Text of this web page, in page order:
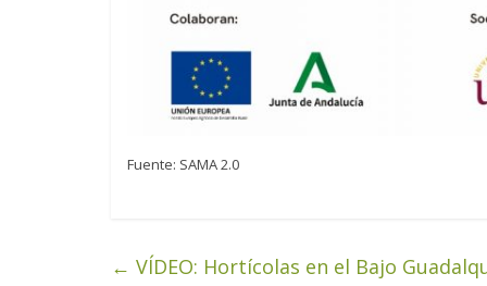
Fuente: SAMA 2.0
← VÍDEO: Hortícolas en el Bajo